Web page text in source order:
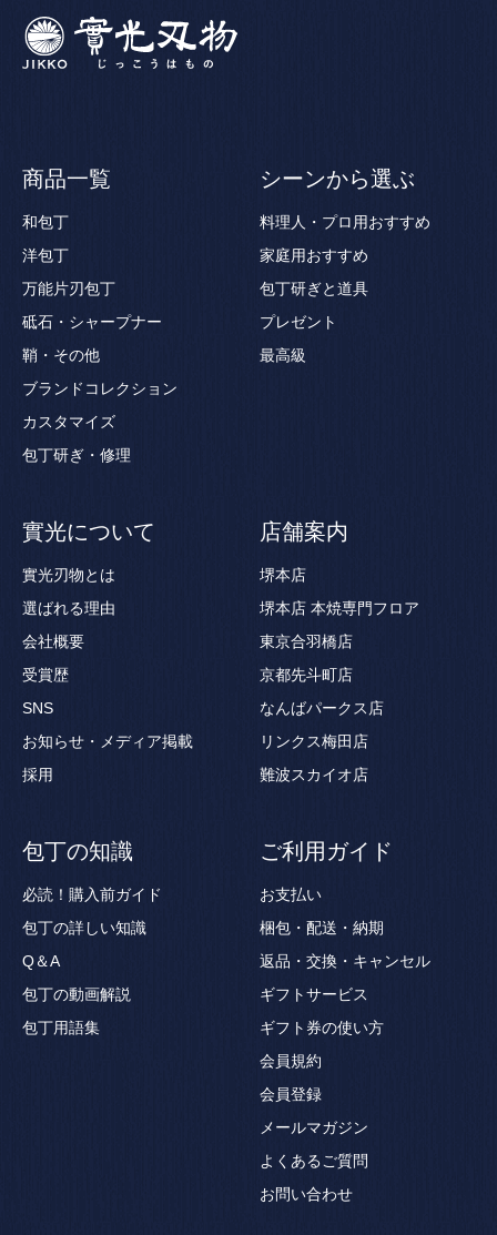
商品一覧
和包丁
洋包丁
万能片刃包丁
砥石・シャープナー
鞘・その他
ブランドコレクション
カスタマイズ
包丁研ぎ・修理
シーンから選ぶ
料理人・プロ用おすすめ
家庭用おすすめ
包丁研ぎと道具
プレゼント
最高級
實光について
實光刃物とは
選ばれる理由
会社概要
受賞歴
SNS
お知らせ・メディア掲載
採用
店舗案内
堺本店
堺本店 本焼専門フロア
東京合羽橋店
京都先斗町店
なんばパークス店
リンクス梅田店
難波スカイオ店
包丁の知識
必読！購入前ガイド
包丁の詳しい知識
Q＆A
包丁の動画解説
包丁用語集
ご利用ガイド
お支払い
梱包・配送・納期
返品・交換・キャンセル
ギフトサービス
ギフト券の使い方
会員規約
会員登録
メールマガジン
よくあるご質問
お問い合わせ